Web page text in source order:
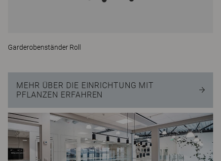
Garderobenständer Roll
MEHR ÜBER DIE EINRICHTUNG MIT
PFLANZEN ERFAHREN